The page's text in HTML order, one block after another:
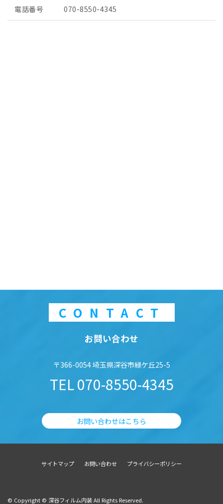
電話番号 070-8550-4345
CONTACT
お問い合わせ
〒366-0054 埼玉県深谷市緑ケ丘25-5
TEL070-8550-4345
お問い合わせはこちら
サイトマップ お問い合わせ プライバシーポリシー
© Copyright © 深谷フィルム内装 All Rights Reserved.